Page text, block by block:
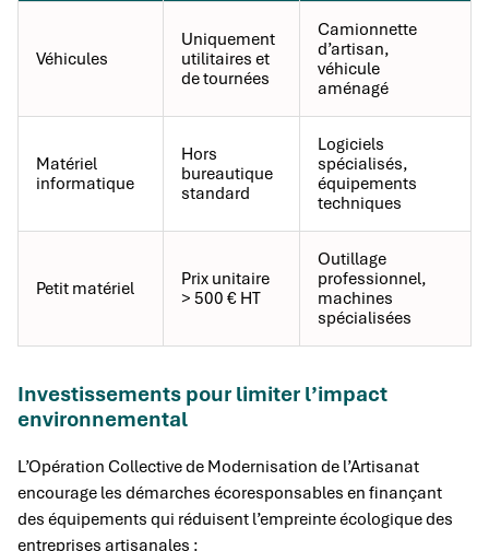
Véhicules
Uniquement
utilitaires et
de tournées
Camionnette
d’artisan,
véhicule
aménagé
Matériel
informatique
Hors
bureautique
standard
Logiciels
spécialisés,
équipements
techniques
Petit matériel
Prix unitaire
> 500 € HT
Outillage
professionnel,
machines
spécialisées
Investissements pour limiter l’impact
environnemental
L’Opération Collective de Modernisation de l’Artisanat
encourage les démarches écoresponsables en finançant
des équipements qui réduisent l’empreinte écologique des
entreprises artisanales :